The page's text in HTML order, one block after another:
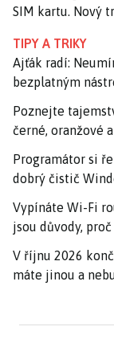
SIM kartu. Nový
TIPY A TRIKY
Ajťák radí:
bezplatným
Poznejte
černé, oranžové
Programátor si
dobrý čistič
Vypínáte Wi-Fi
jsou důvody,
V říjnu 2026
máte jinou a